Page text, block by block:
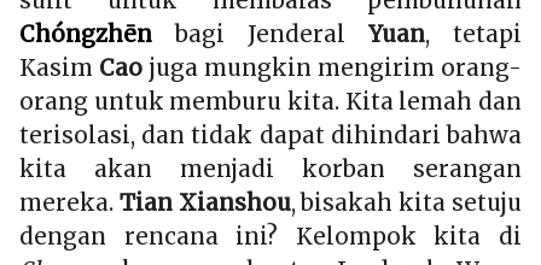
Chóngzhēn bagi Jenderal Yuan, tetapi
Kasim Cao juga mungkin mengirim orang-
orang untuk memburu kita. Kita lemah dan
terisolasi, dan tidak dapat dihindari bahwa
kita akan menjadi korban serangan
mereka. Tian Xianshou, bisakah kita setuju
dengan rencana ini? Kelompok kita di